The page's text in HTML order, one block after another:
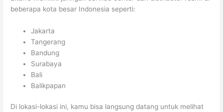
beberapa kota besar Indonesia seperti:
Jakarta
Tangerang
Bandung
Surabaya
Bali
Balikpapan
Di lokasi-lokasi ini, kamu bisa langsung datang untuk melihat